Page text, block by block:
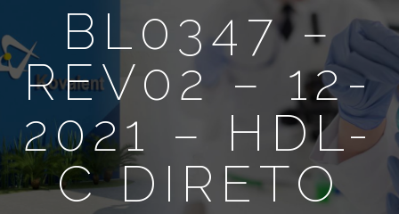
BL0347 –
REV02 – 12-
2021 – HDL-
C DIRETO